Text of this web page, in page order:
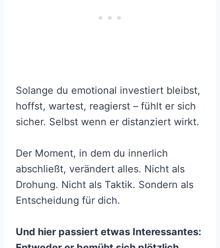
Solange du emotional investiert bleibst,
hoffst, wartest, reagierst – fühlt er sich
sicher. Selbst wenn er distanziert wirkt.
Der Moment, in dem du innerlich
abschließt, verändert alles. Nicht als
Drohung. Nicht als Taktik. Sondern als
Entscheidung für dich.
Und hier passiert etwas Interessantes: